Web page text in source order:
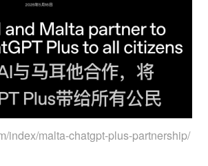
index/malta-chatgpt-plus-partnership/